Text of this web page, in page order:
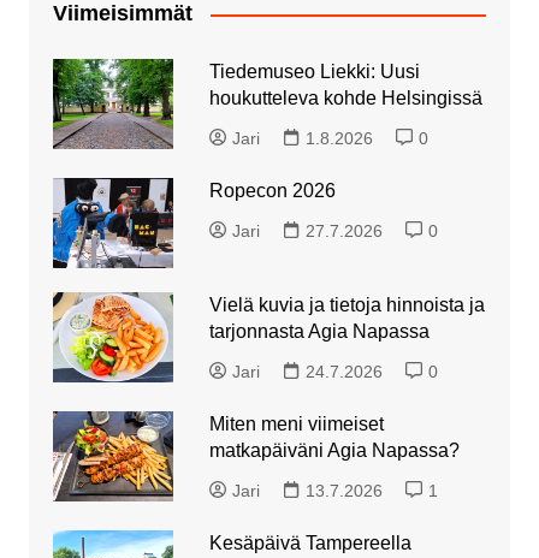
Viimeisimmät
Tiedemuseo Liekki: Uusi
houkutteleva kohde Helsingissä
Jari 1.8.2026 0
Ropecon 2026
Jari 27.7.2026 0
Vielä kuvia ja tietoja hinnoista ja
tarjonnasta Agia Napassa
Jari 24.7.2026 0
Miten meni viimeiset
matkapäiväni Agia Napassa?
Jari 13.7.2026 1
Kesäpäivä Tampereella